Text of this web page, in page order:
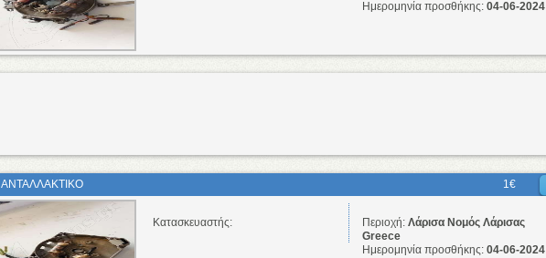
Ημερομηνία προσθήκης: 04-06-2024
ΑΝΤΑΛΛΑΚΤΙΚΟ 1€
Κατασκευαστής: Περιοχή: Λάρισα Νομός Λάρισας
Greece
Ημερομηνία προσθήκης: 04-06-2024